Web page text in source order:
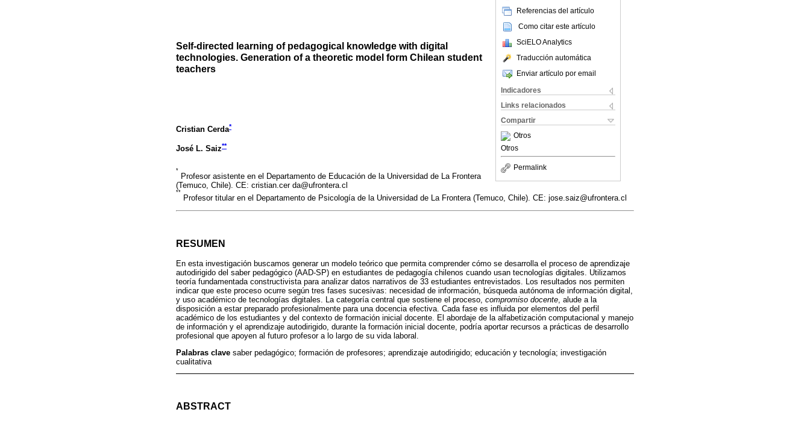
Referencias del artículo
Como citar este artículo
SciELO Analytics
Traducción automática
Enviar artículo por email
Indicadores
Links relacionados
Compartir
Otros
Otros
Permalink
Self-directed learning of pedagogical knowledge with digital
technologies. Generation of a theoretic model form Chilean student
teachers
Cristian Cerda*
José L. Saiz**
*
Profesor asistente en el Departamento de Educación de la Universidad de La Frontera
(Temuco, Chile). CE: cristian.cer da@ufrontera.cl
**
Profesor titular en el Departamento de Psicología de la Universidad de La Frontera (Temuco, Chile). CE: jose.saiz@ufrontera.cl
RESUMEN
En esta investigación buscamos generar un modelo teórico que permita comprender cómo se desarrolla el proceso de aprendizaje
autodirigido del saber pedagógico (AAD-SP) en estudiantes de pedagogía chilenos cuando usan tecnologías digitales. Utilizamos
teoría fundamentada constructivista para analizar datos narrativos de 33 estudiantes entrevistados. Los resultados nos permiten
indicar que este proceso ocurre según tres fases sucesivas: necesidad de información, búsqueda autónoma de información digital,
y uso académico de tecnologías digitales. La categoría central que sostiene el proceso, compromiso docente , alude a la
disposición a estar preparado profesionalmente para una docencia efectiva. Cada fase es influida por elementos del perfil
académico de los estudiantes y del contexto de formación inicial docente. El abordaje de la alfabetización computacional y manejo
de información y el aprendizaje autodirigido, durante la formación inicial docente, podría aportar recursos a prácticas de desarrollo
profesional que apoyen al futuro profesor a lo largo de su vida laboral.
Palabras clave saber pedagógico; formación de profesores; aprendizaje autodirigido; educación y tecnología; investigación
cualitativa
ABSTRACT